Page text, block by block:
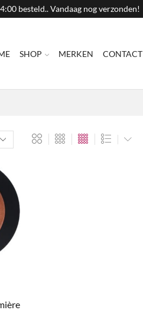
besteld.. Vandaag nog verzonden!
SHOP MERKEN CONTACT